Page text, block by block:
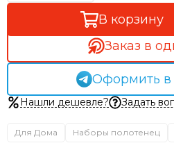
В корзину
Заказ в
Оформить в
Нашли дешевле? Задать
Для Дома Наборы полотенец